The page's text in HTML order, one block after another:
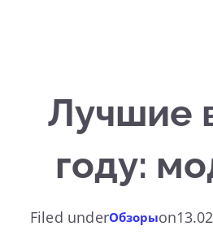
Лучшие
году:
Filed underОбзорыon